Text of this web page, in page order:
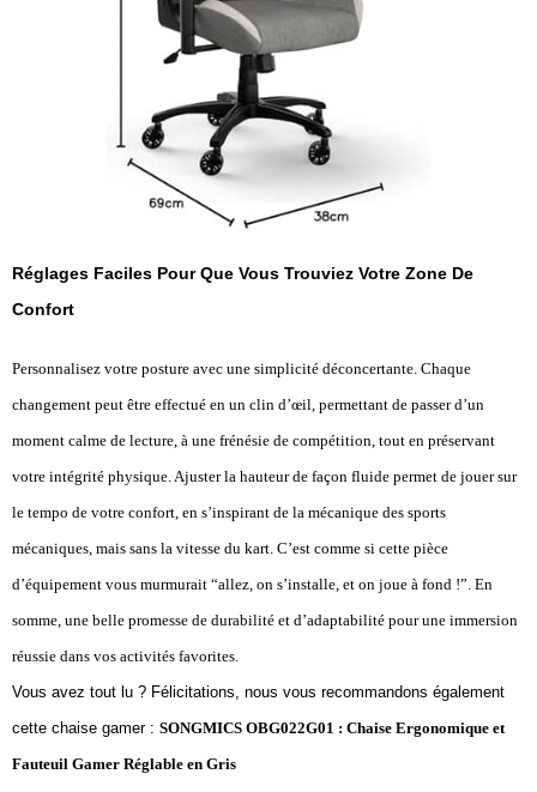
Réglages Faciles Pour Que Vous Trouviez Votre Zone De
Confort
Personnalisez votre posture avec une simplicité déconcertante. Chaque
changement peut être effectué en un clin d’œil, permettant de passer d’un
moment calme de lecture, à une frénésie de compétition, tout en préservant
votre intégrité physique. Ajuster la hauteur de façon fluide permet de jouer sur
le tempo de votre confort, en s’inspirant de la mécanique des sports
mécaniques, mais sans la vitesse du kart. C’est comme si cette pièce
d’équipement vous murmurait “allez, on s’installe, et on joue à fond !”. En
somme, une belle promesse de durabilité et d’adaptabilité pour une immersion
réussie dans vos activités favorites.
Vous avez tout lu ? Félicitations, nous vous recommandons également
cette chaise gamer : SONGMICS OBG022G01 : Chaise Ergonomique et
Fauteuil Gamer Réglable en Gris